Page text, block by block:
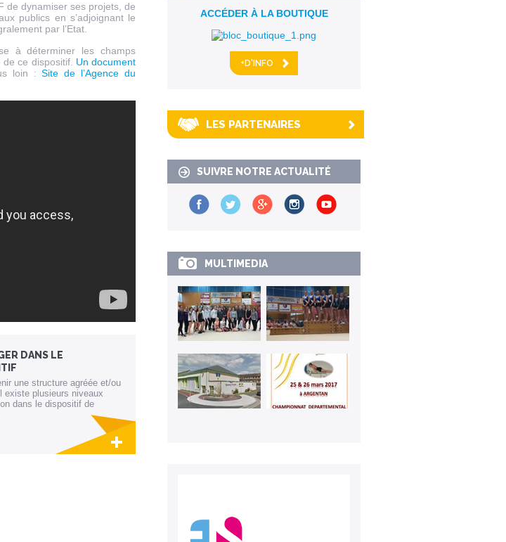
de dynamiser ses projets, de
publics en s’adjoignant le
par l’Etat.
à déterminer les champs
ce dispositif. Un document
loin :Site de l’Agence du
DANS LE
une structure agréée et/ou
existe plusieurs niveaux
dans le dispositif de
ACCÉDER À LA BOUTIQUE
+D'INFO
LES PARTENAIRES
SUIVRE NOTRE ACTUALITÉ
MULTIMEDIA